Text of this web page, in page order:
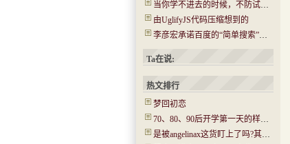
当你学不进去的时候，不防试试“普瑞马法则”
由UglifyJS代码压缩想到的
李彦宏承诺百度的“简单搜索”没有任何广告
Ta在说:
热文排行
梦回初恋
70、80、90后开学第一天的样子！你还记得吗？看哭了…..
是被angelinax这货盯上了吗?其IP为180.97.106.*